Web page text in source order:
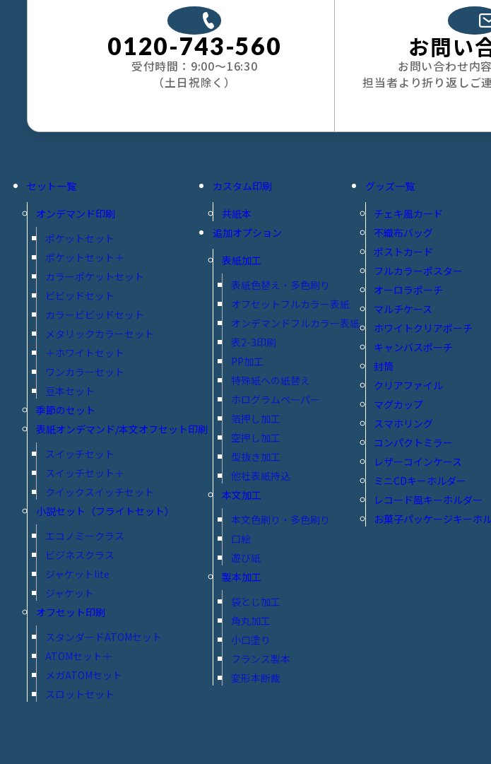
0120-743-560
受付時間：9:00〜16:30
（土日祝除く）
お問い
お問い合わせ内
担当者より折り返しご
セット一覧
オンデマンド印刷
ポケットセット
ポケットセット＋
カラーポケットセット
ビビッドセット
カラービビッドセット
メタリックカラーセット
＋ホワイトセット
ワンカラーセット
豆本セット
季節のセット
表紙オンデマンド/本文オフセット印刷
スイッチセット
スイッチセット＋
クイックスイッチセット
小説セット（フライトセット）
エコノミークラス
ビジネスクラス
ジャケットlite
ジャケット
オフセット印刷
スタンダードATOMセット
ATOMセット＋
メガATOMセット
スロットセット
カスタム印刷
共紙本
追加オプション
表紙加工
表紙色替え・多色刷り
オフセットフルカラー表紙
オンデマンドフルカラー表紙
表2-3印刷
PP加工
特殊紙への紙替え
ホログラムペーパー
箔押し加工
空押し加工
型抜き加工
他社表紙持込
本文加工
本文色刷り・多色刷り
口絵
遊び紙
製本加工
袋とじ加工
角丸加工
小口塗り
フランス製本
変形本断裁
グッズ一覧
チェキ風カード
不織布バッグ
ポストカード
フルカラーポスター
オーロラポーチ
マルチケース
ホワイトクリアポーチ
キャンバスポーチ
封筒
クリアファイル
マグカップ
スマホリング
コンパクトミラー
レザーコインケース
ミニCDキーホルダー
レコード風キーホルダー
お菓子パッケージキーホ